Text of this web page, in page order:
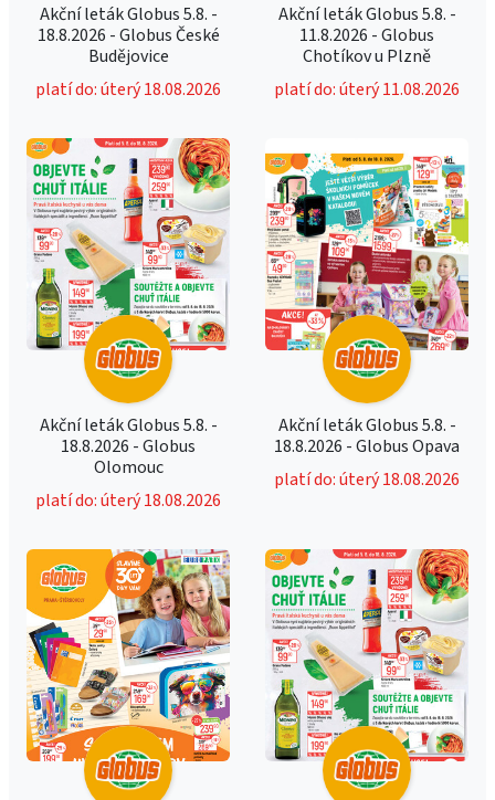
Akční leták Globus 5.8. -
18.8.2026 - Globus České
Budějovice
platí do: úterý 18.08.2026
Akční leták Globus 5.8. -
11.8.2026 - Globus
Chotíkov u Plzně
platí do: úterý 11.08.2026
Akční leták Globus 5.8. -
18.8.2026 - Globus
Olomouc
platí do: úterý 18.08.2026
Akční leták Globus 5.8. -
18.8.2026 - Globus Opava
platí do: úterý 18.08.2026